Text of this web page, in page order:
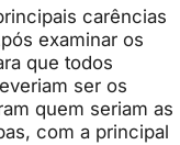
carências
examinar os
que todos
ser os
quem seriam as
com a principal